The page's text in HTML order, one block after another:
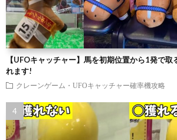
【UFOキャッチャー】馬を初期位置から1発で
れます!
クレーンゲーム・UFOキャッチャー確率機攻略